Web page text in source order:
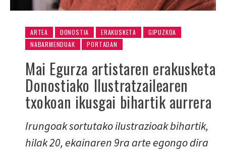
ARTEA DONOSTIA ERAKUSKETA
GIPUZKOA
NABARMENDUAK
PORTADAN
Mai Egurza artistaren erakusketa
Donostiako Ilustratzailearen
txokoan ikusgai bihartik aurrera
Irungoak sortutako ilustrazioak bihartik,
hilak 20, ekainaren 9ra arte egongo dira